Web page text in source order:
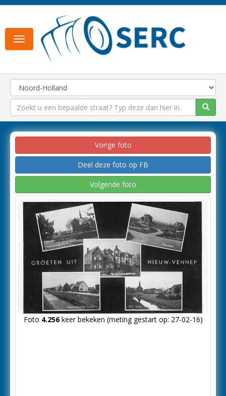
Toggle
navigation
Vorige foto
Deel deze foto op FB
Volgende foto
Foto 4.256keer bekeken (meting gestart op: 27-02-16)